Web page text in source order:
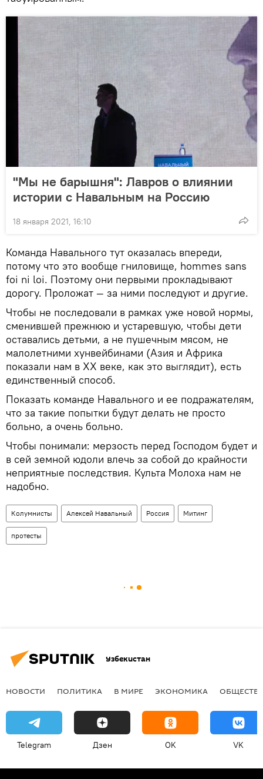
"Мы не барышня": Лавров о влиянии
истории с Навальным на Россию
18 января 2021, 16:10
Команда Навального тут оказалась впереди,
потому что это вообще гниловище, hommes sans
foi ni loi. Поэтому они первыми прокладывают
дорогу. Проложат — за ними последуют и другие.
Чтобы не последовали в рамках уже новой нормы,
сменившей прежнюю и устаревшую, чтобы дети
оставались детьми, а не пушечным мясом, не
малолетними хунвейбинами (Азия и Африка
показали нам в XX веке, как это выглядит), есть
единственный способ.
Показать команде Навального и ее подражателям,
что за такие попытки будут делать не просто
больно, а очень больно.
Чтобы понимали: мерзость перед Господом будет и
в сей земной юдоли влечь за собой до крайности
неприятные последствия. Культа Молоха нам не
надобно.
Колумнисты Алексей Навальный Россия Митинг
протесты
Узбекистан
НОВОСТИ ПОЛИТИКА В МИРЕ ЭКОНОМИКА
Telegram Дзен OK VK